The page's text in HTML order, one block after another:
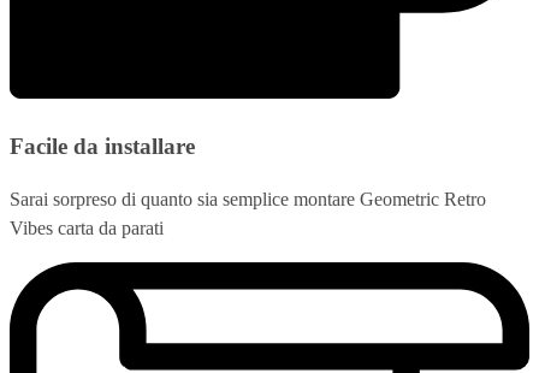
Facile da installare
Sarai sorpreso di quanto sia semplice montare Geometric Retro
Vibes carta da parati